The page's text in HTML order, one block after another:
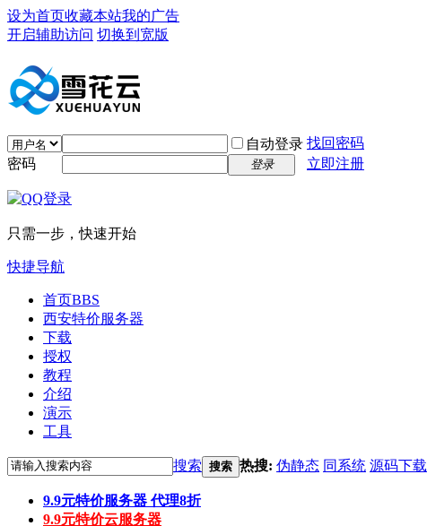
设为首页收藏本站我的广告
开启辅助访问 切换到宽版
自动登录 找回密码
密码
登录 立即注册
只需一步，快速开始
快捷导航
首页BBS
西安特价服务器
下载
授权
教程
介绍
演示
工具
搜索 搜索 热搜: 伪静态 同系统 源码下载
9.9元特价服务器 代理8折
9.9元特价云服务器